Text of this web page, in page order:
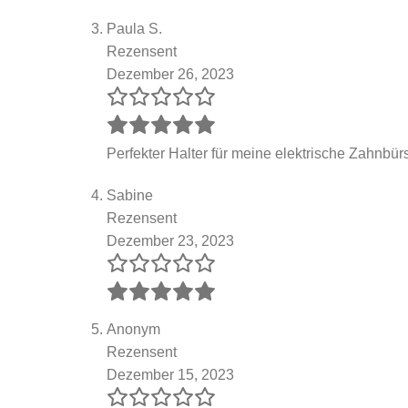
Paula S.
Rezensent
Dezember 26, 2023
Perfekter Halter für meine elektrische
Sabine
Rezensent
Dezember 23, 2023
Anonym
Rezensent
Dezember 15, 2023